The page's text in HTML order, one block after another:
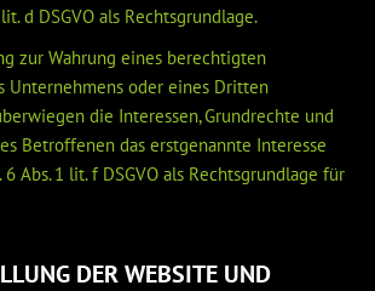
d DSGVO als Rechtsgrundlage.
zur Wahrung eines berechtigten
Unternehmens oder eines Dritten
die Interessen, Grundrechte und
Betroffenen das erstgenannte Interesse
Abs. 1 lit. f DSGVO als Rechtsgrundlage für
DER WEBSITE UND